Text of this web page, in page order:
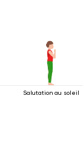
Salutation au soleil